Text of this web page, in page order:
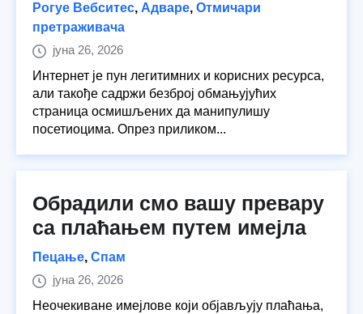
Рогуе Вебситес, Адваре, Отмичари
претраживача
јуна 26, 2026
Интернет је пун легитимних и корисних ресурса,
али такође садржи безброј обмањујућих
страница осмишљених да манипулишу
посетиоцима. Опрез приликом...
Обрадили смо вашу превару
са плаћањем путем имејла
Пецање, Спам
јуна 26, 2026
Неочекиване имејлове који објављују плаћања,